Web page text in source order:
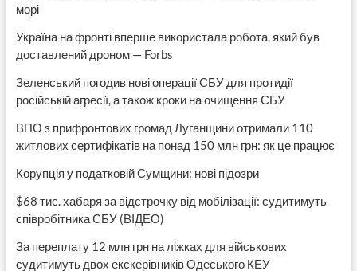
морі
Україна на фронті вперше використала робота, який був
доставлений дроном — Forbs
Зеленський погодив нові операції СБУ для протидії
російській агресії, а також кроки на очищення СБУ
ВПО з прифронтових громад Луганщини отримали 110
житлових сертифікатів на понад 150 млн грн: як це працює
Корупція у податковій Сумщини: нові підозри
$68 тис. хабаря за відстрочку від мобілізації: судитимуть
співробітника СБУ (ВІДЕО)
За переплату 12 млн грн на ліжках для військових
судитимуть двох екскерівників Одеського КЕУ